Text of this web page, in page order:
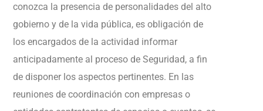
conozca la presencia de personalidades del alto
gobierno y de la vida pública, es obligación de
los encargados de la actividad informar
anticipadamente al proceso de Seguridad, a fin
de disponer los aspectos pertinentes. En las
reuniones de coordinación con empresas o